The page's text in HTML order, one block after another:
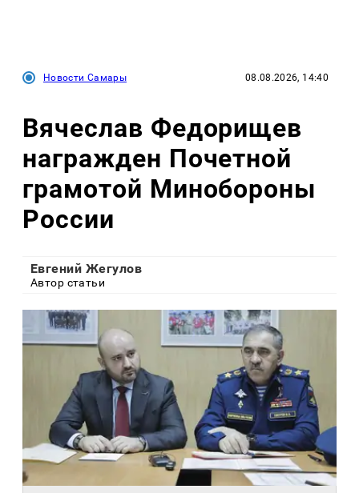
Новости Самары 08.08.2026, 14:40
Вячеслав Федорищев
награжден Почетной
грамотой Минобороны
России
Евгений Жегулов
Автор статьи